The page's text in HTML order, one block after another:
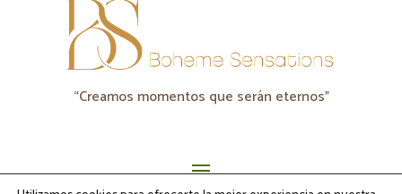
“Creamos momentos que serán eternos"